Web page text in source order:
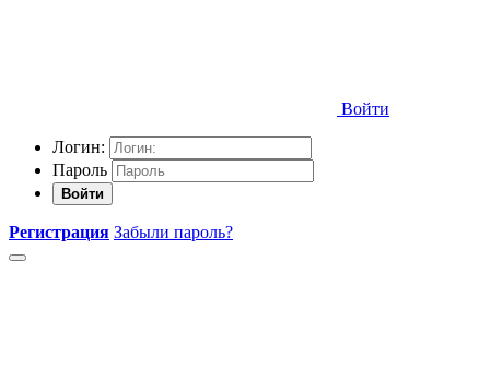
Войти
Логин:
Пароль
Войти
Регистрация Забыли пароль?